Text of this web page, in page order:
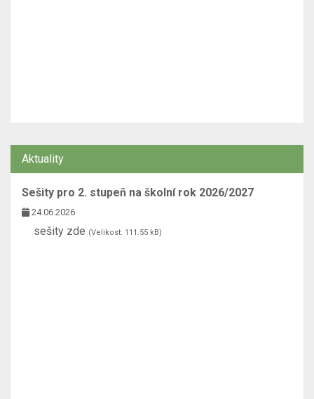
Aktuality
Sešity pro 2. stupeň na školní rok 2026/2027
24.06.2026
sešity zde (Velikost: 111.55 kB)